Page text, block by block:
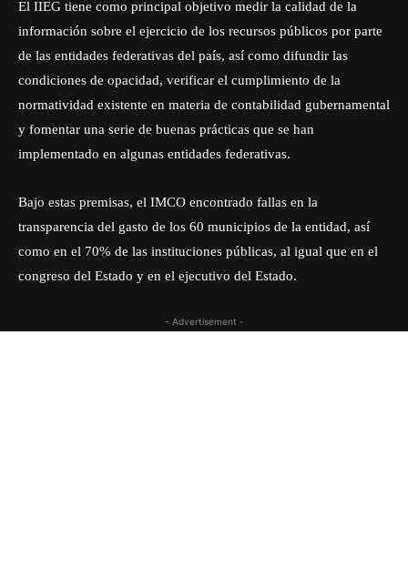
El IIEG tiene como principal objetivo medir la calidad de la
información sobre el ejercicio de los recursos públicos por parte
de las entidades federativas del país, así como difundir las
condiciones de opacidad, verificar el cumplimiento de la
normatividad existente en materia de contabilidad gubernamental
y fomentar una serie de buenas prácticas que se han
implementado en algunas entidades federativas.
Bajo estas premisas, el IMCO encontrado fallas en la
transparencia del gasto de los 60 municipios de la entidad, así
como en el 70% de las instituciones públicas, al igual que en el
congreso del Estado y en el ejecutivo del Estado.
- Advertisement -